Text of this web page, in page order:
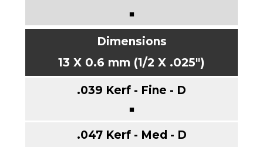
■
13 X 0.6 mm (1/2 X .025")
■